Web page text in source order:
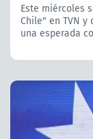
Este miércoles
Chile" en TVN
una esperada